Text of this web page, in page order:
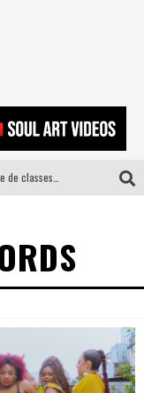
a quem!?
Novo single de Arnaldo Tifu, “De Testa” explora brasilidade em sons, cores e símbolos